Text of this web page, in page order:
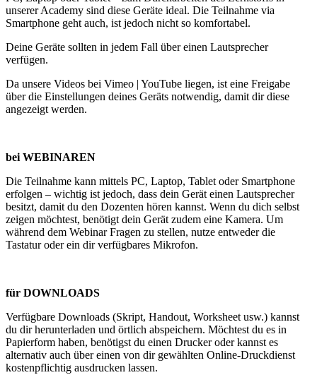
unserer Academy sind diese Geräte ideal. Die Teilnahme via
Smartphone geht auch, ist jedoch nicht so komfortabel.
Deine Geräte sollten in jedem Fall über einen Lautsprecher
verfügen.
Da unsere Videos bei Vimeo | YouTube liegen, ist eine Freigabe
über die Einstellungen deines Geräts notwendig, damit dir diese
angezeigt werden.
bei WEBINAREN
Die Teilnahme kann mittels PC, Laptop, Tablet oder Smartphone
erfolgen – wichtig ist jedoch, dass dein Gerät einen Lautsprecher
besitzt, damit du den Dozenten hören kannst. Wenn du dich selbst
zeigen möchtest, benötigt dein Gerät zudem eine Kamera. Um
während dem Webinar Fragen zu stellen, nutze entweder die
Tastatur oder ein dir verfügbares Mikrofon.
für DOWNLOADS
Verfügbare Downloads (Skript, Handout, Worksheet usw.) kannst
du dir herunterladen und örtlich abspeichern. Möchtest du es in
Papierform haben, benötigst du einen Drucker oder kannst es
alternativ auch über einen von dir gewählten Online-Druckdienst
kostenpflichtig ausdrucken lassen.